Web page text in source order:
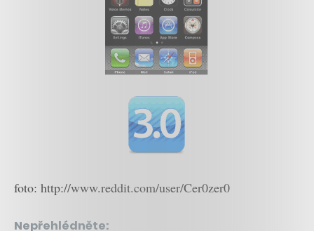
foto: http://www.reddit.com/user/Cer0zer0
Nepřehlédněte: